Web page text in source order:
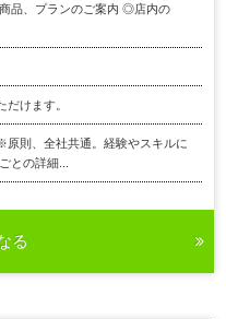
品、プランのご案内 ◎店内の
けます。
原則、全社共通。経験やスキルに
との詳細...
る